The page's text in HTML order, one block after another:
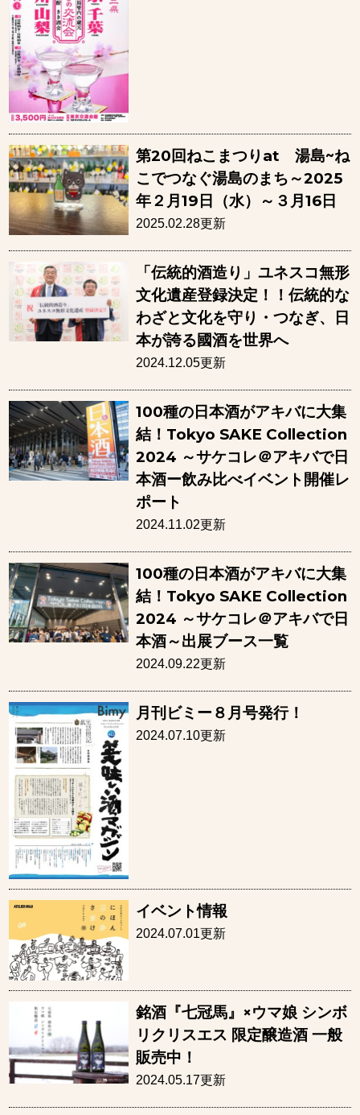
第20回ねこまつりat 湯島~ね
こでつなぐ湯島のまち～2025
年２月19日（水）～３月16日
2025.02.28更新
「伝統的酒造り」ユネスコ無形
文化遺産登録決定！！伝統的な
わざと文化を守り・つなぎ、日
本が誇る國酒を世界へ
2024.12.05更新
100種の日本酒がアキバに大集
結！Tokyo SAKE Collection
2024 ～サケコレ＠アキバで日
本酒ー飲み比べイベント開催レ
ポート
2024.11.02更新
100種の日本酒がアキバに大集
結！Tokyo SAKE Collection
2024 ～サケコレ＠アキバで日
本酒～出展ブース一覧
2024.09.22更新
月刊ビミー８月号発行！
2024.07.10更新
イベント情報
2024.07.01更新
銘酒『七冠馬』×ウマ娘 シンボ
リクリスエス 限定醸造酒 一般
販売中！
2024.05.17更新